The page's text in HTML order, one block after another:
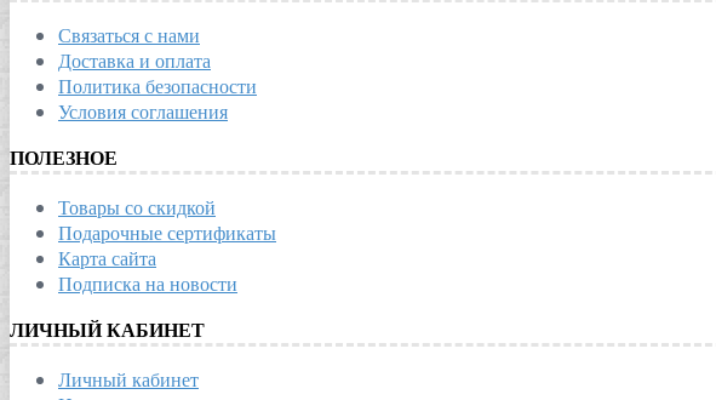
Связаться с нами
Доставка и оплата
Политика безопасности
Условия соглашения
ПОЛЕЗНОЕ
Товары со скидкой
Подарочные сертификаты
Карта сайта
Подписка на новости
ЛИЧНЫЙ КАБИНЕТ
Личный кабинет